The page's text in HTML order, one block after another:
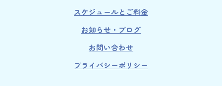
スケジュールとご料金
お知らせ・ブログ
お問い合わせ
プライバシーポリシー